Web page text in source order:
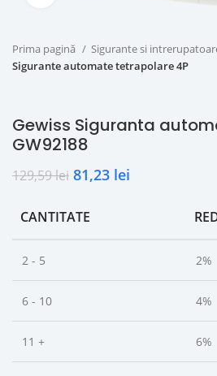
Prima pagină
Sigurante si
Sigurante automate tetrapolare 4P
Gewiss Siguranta
GW92188
129,59lei 81,23 lei
CANTITATE
2 - 5 2%
6 - 10 4%
11 + 6%